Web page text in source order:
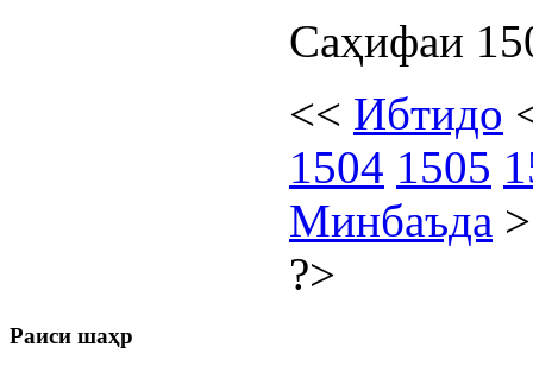
Саҳифаи
<< Ибтидо
1504 1505
Минбаъда
?>
Раиси шаҳр